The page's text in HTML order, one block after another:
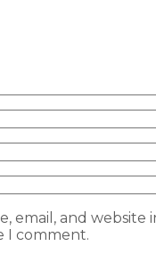
email, and website
I comment.